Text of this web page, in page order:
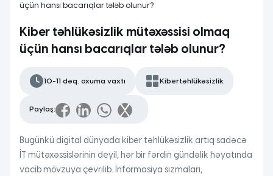
üçün hansı bacarıqlar tələb olunur?
Kiber təhlükəsizlik mütəxəssisi olmaq
üçün hansı bacarıqlar tələb olunur?
10-11 dəq. oxuma vaxtı Kibertəhlükəsizlik
Paylaş:
Bugünkü digital dünyada kiber təhlükəsizlik artıq sadəcə
İT mütəxəssislərinin deyil, hər bir fərdin gündəlik həyatında
vacib mövzuya çevrilib. İnformasiya sızmaları,